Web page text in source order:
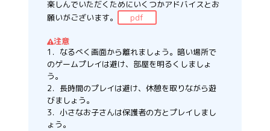
楽しんでいただくためにいくつかアドバイスとお
願いがございます。
pdf
注意
1．なるべく画面から離れましょう。暗い場所で
のゲームプレイは避け、部屋を明るくしましょ
う。
2．長時間のプレイは避け、休憩を取りながら遊
びましょう。
3．小さなお子さんは保護者の方とプレイしまし
ょう。